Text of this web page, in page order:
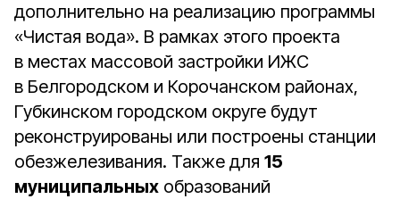
дополнительно на реализацию программы
«Чистая вода». В рамках этого проекта
в местах массовой застройки ИЖС
в Белгородском и Корочанском районах,
Губкинском городском округе будут
реконструированы или построены станции
обезжелезивания. Также для 15
муниципальных образований